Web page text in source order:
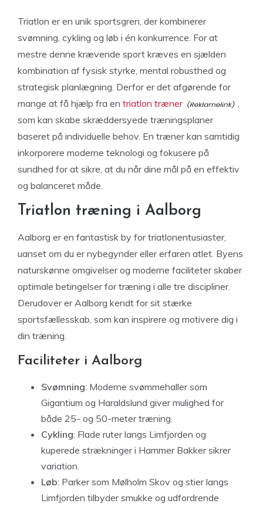
Triatlon er en unik sportsgren, der kombinerer
svømning, cykling og løb i én konkurrence. For at
mestre denne krævende sport kræves en sjælden
kombination af fysisk styrke, mental robusthed og
strategisk planlægning. Derfor er det afgørende for
mange at få hjælp fra en triatlon træner
,
som kan skabe skræddersyede træningsplaner
baseret på individuelle behov. En træner kan samtidig
inkorporere moderne teknologi og fokusere på
sundhed for at sikre, at du når dine mål på en effektiv
og balanceret måde.
Triatlon træning i Aalborg
Aalborg er en fantastisk by for triatlonentusiaster,
uanset om du er nybegynder eller erfaren atlet. Byens
naturskønne omgivelser og moderne faciliteter skaber
optimale betingelser for træning i alle tre discipliner.
Derudover er Aalborg kendt for sit stærke
sportsfællesskab, som kan inspirere og motivere dig i
din træning.
Faciliteter i Aalborg
Svømning: Moderne svømmehaller som
Gigantium og Haraldslund giver mulighed for
både 25- og 50-meter træning.
Cykling: Flade ruter langs Limfjorden og
kuperede strækninger i Hammer Bakker sikrer
variation.
Løb: Parker som Mølholm Skov og stier langs
Limfjorden tilbyder smukke og udfordrende